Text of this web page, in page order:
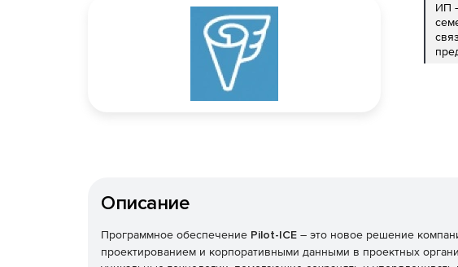
ИП
Описание
Программное обеспечение Pilot-ICE – это новое решение
проектированием и корпоративными данными в проектных